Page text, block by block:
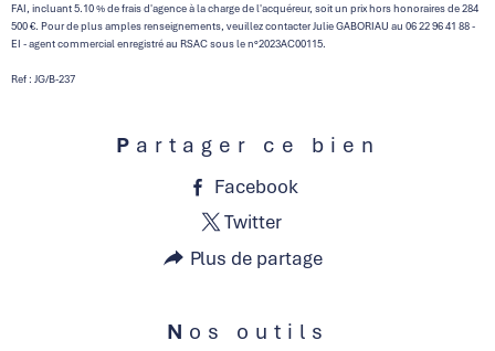
FAI, incluant 5.10 % de frais d'agence à la charge de l'acquéreur, soit un prix hors honoraires de 284
500 €. Pour de plus amples renseignements, veuillez contacter Julie GABORIAU au 06 22 96 41 88 -
EI - agent commercial enregistré au RSAC sous le n°2023AC00115.
Ref : JG/B-237
Partager ce bien
Facebook
Twitter
Plus de partage
Nos outils